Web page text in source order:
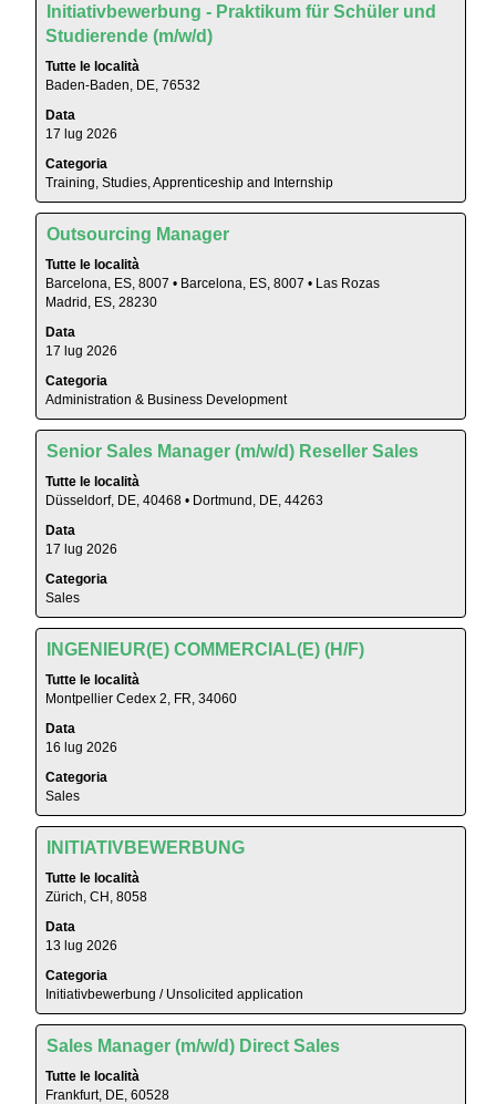
contenuti
delle
lavoro.
Titolo
Initiativbewerbung - Praktikum für Schüler und
Studierende (m/w/d)
Tutte le località
Baden-Baden, DE, 76532
Data
17 lug 2026
Categoria
Training, Studies, Apprenticeship and Internship
Effettuare
una
con
barra
spaziatrice
per
visualizzare
i
contenuti
delle
informazioni
Titolo
Outsourcing Manager
Tutte le località
Barcelona, ES, 8007 • Barcelona, ES, 8007 • Las Rozas
Madrid, ES, 28230
Data
17 lug 2026
Categoria
Administration & Business Development
Effettuare
selezione
con
barra
per
visualizzare
i
contenuti
integrali
delle
lavoro.
Titolo
Senior Sales Manager (m/w/d) Reseller Sales
Tutte le località
Düsseldorf, DE, 40468 • Dortmund, DE, 44263
Data
17 lug 2026
Categoria
Sales
Effettuare
selezione
la
barra
spaziatrice
per
visualizzare
contenuti
integrali
informazioni
lavoro.
Titolo
INGENIEUR(E) COMMERCIAL(E) (H/F)
Tutte le località
Montpellier Cedex 2, FR, 34060
Data
16 lug 2026
Categoria
Sales
Effettuare
selezione
la
barra
spaziatrice
per
visualizzare
contenuti
integrali
informazioni
lavoro.
Titolo
INITIATIVBEWERBUNG
Tutte le località
Zürich, CH, 8058
Data
13 lug 2026
Categoria
Initiativbewerbung / Unsolicited application
Effettuare
selezione
la
barra
spaziatrice
per
visualizzare
i
contenuti
integrali
Titolo
Sales Manager (m/w/d) Direct Sales
Tutte le località
Frankfurt, DE, 60528
Effettuare
selezione